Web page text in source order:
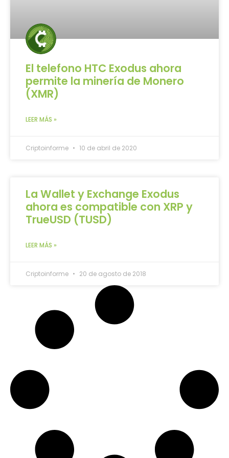
El telefono HTC Exodus ahora
permite la minería de Monero
(XMR)
LEER MÁS »
Criptoinforme 10 de abril de 2020
La Wallet y Exchange Exodus
ahora es compatible con XRP y
TrueUSD (TUSD)
LEER MÁS »
Criptoinforme 20 de agosto de 2018